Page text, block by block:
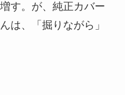
す。が、純正カバー
は、「掘りながら」